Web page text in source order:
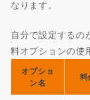
なります。
自分で設定するの
料オプションの使
オプショ
ン名
料